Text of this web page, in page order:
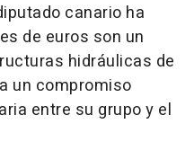
canario ha
de euros son un
hidráulicas de
un compromiso
entre su grupo y el